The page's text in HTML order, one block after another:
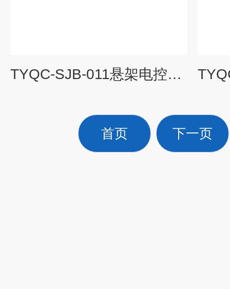
TYQC-SJB-011悬架电控系统示教板|汽车示教板系列
首页 下一页